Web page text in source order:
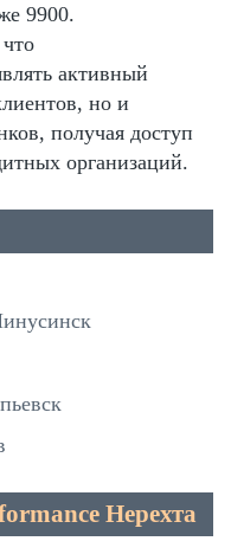
9900.
активный
но и
получая доступ
организаций.
Нерехта